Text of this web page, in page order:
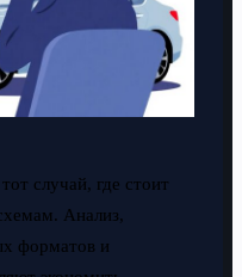
случай, где стоит
Анализ,
форматов и